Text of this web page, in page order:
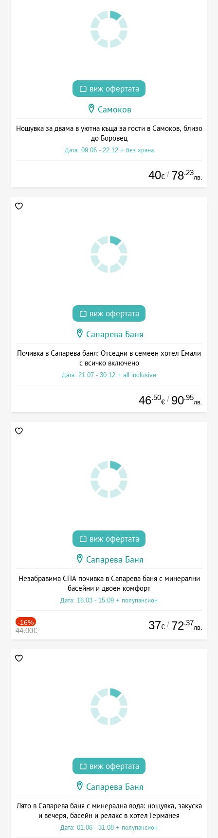
виж офертата
Самоков
Нощувка за двама в уютна къща за гости в Самоков, близо
до Боровец
Дата: 09.06 - 22.12 + без храна
40€ / 78.23
лв.
виж офертата
Сапарева Баня
Почивка в Сапарева баня: Отседни в семеен хотел Емали
с всичко включено
Дата: 21.07 - 30.12 + all inclusive
46.50
€ / 90.95
лв.
виж офертата
Сапарева Баня
Незабравима СПА почивка в Сапарева баня с минерални
басейни и двоен комфорт
Дата: 16.03 - 15.09 + полупансион
-16%
44.00€ 37€ / 72.37
лв.
виж офертата
Сапарева Баня
Лято в Сапарева баня с минерална вода: нощувка, закуска
и вечеря, басейн и релакс в хотел Германея
Дата: 01.06 - 31.08 + полупансион